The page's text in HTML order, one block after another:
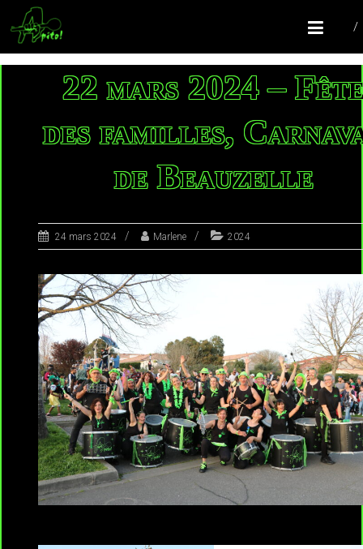
COMPAGNIE APITO!
Batucada Colomiers
22 mars 2024 –
des familles,
de Beauzelle
24 mars 2024 Marlene 2024